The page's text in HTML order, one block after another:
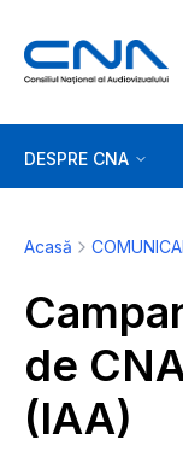
DESPRE CNA
Acasă
de
(IAA)